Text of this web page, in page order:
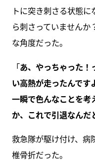
トに突き刺さる状態
ら刺さっていません
な角度だった。
「あ、やっちゃった！
い高熱が走ったんです
一瞬で色んなことを考
か、これで引退なんだ
救急隊が駆け付け、病
椎骨折だった。